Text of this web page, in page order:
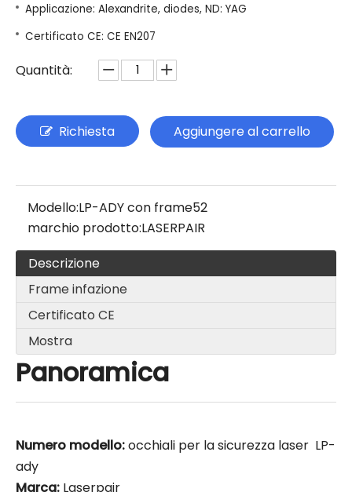
Applicazione: Alexandrite, diodes, ND: YAG
Certificato CE: CE EN207
Quantità:
Richiesta Aggiungere al carrello
Modello:LP-ADY con frame52
marchio prodotto:LASERPAIR
Descrizione
Frame infazione
Certificato CE
Mostra
Panoramica
Numero modello:occhiali per la sicurezza laser LP-
ady
Marca: Laserpair